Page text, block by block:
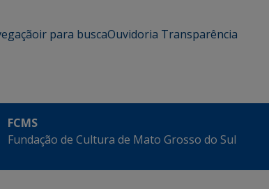
ir para buscaOuvidoria Transparência
FCMS
Fundação de Cultura de Mato Grosso do Sul